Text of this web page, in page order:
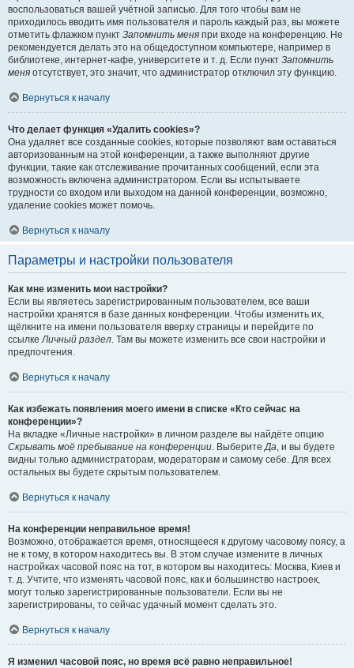
воспользоваться вашей учётной записью. Для того чтобы вам не
приходилось вводить имя пользователя и пароль каждый раз, вы можете
отметить флажком пункт Запомнить меня при входе на конференцию. Не
рекомендуется делать это на общедоступном компьютере, например в
библиотеке, интернет-кафе, университете и т. д. Если пункт Запомнить
меня отсутствует, это значит, что администратор отключил эту функцию.
Вернуться к началу
Что делает функция «Удалить cookies»?
Она удаляет все созданные cookies, которые позволяют вам оставаться
авторизованным на этой конференции, а также выполняют другие
функции, такие как отслеживание прочитанных сообщений, если эта
возможность включена администратором. Если вы испытываете
трудности со входом или выходом на данной конференции, возможно,
удаление cookies может помочь.
Вернуться к началу
Параметры и настройки пользователя
Как мне изменить мои настройки?
Если вы являетесь зарегистрированным пользователем, все ваши
настройки хранятся в базе данных конференции. Чтобы изменить их,
щёлкните на имени пользователя вверху страницы и перейдите по
ссылкеЛичный раздел. Там вы можете изменить все свои настройки и
предпочтения.
Вернуться к началу
Как избежать появления моего имени в списке «Кто сейчас на
конференции»?
На вкладке «Личные настройки» в личном разделе вы найдёте опцию
Скрывать моё пребывание на конференции. ВыберитеДа, и вы будете
видны только администраторам, модераторам и самому себе. Для всех
остальных вы будете скрытым пользователем.
Вернуться к началу
На конференции неправильное время!
Возможно, отображается время, относящееся к другому часовому поясу, а
не к тому, в котором находитесь вы. В этом случае измените в личных
настройках часовой пояс на тот, в котором вы находитесь: Москва, Киев и
т. д. Учтите, что изменять часовой пояс, как и большинство настроек,
могут только зарегистрированные пользователи. Если вы не
зарегистрированы, то сейчас удачный момент сделать это.
Вернуться к началу
Я изменил часовой пояс, но время всё равно неправильное!